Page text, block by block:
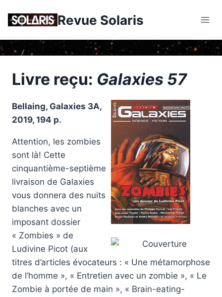
Revue Solaris
Livre reçu: Galaxies 57
Bellaing, Galaxies 3A,
2019, 194 p.
Attention, les zombies
sont là! Cette
cinquantième-septième
livraison de Galaxies
vous donnera des nuits
blanches avec un
imposant dossier
« Zombies » de
Ludivine Picot (aux
titres d’articles évocateurs : « Une métamorphose
de l’homme », « Entretien avec un zombie », « Le
Zombie à portée de main », « Brain-eating-